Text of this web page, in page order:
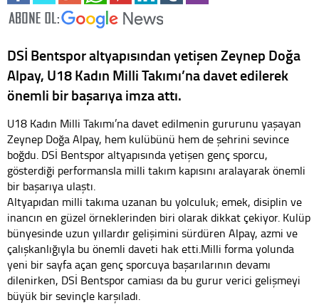
DSİ Bentspor altyapısından yetişen Zeynep Doğa
Alpay, U18 Kadın Milli Takımı’na davet edilerek
önemli bir başarıya imza attı.
U18 Kadın Milli Takımı’na davet edilmenin gururunu yaşayan
Zeynep Doğa Alpay, hem kulübünü hem de şehrini sevince
boğdu. DSİ Bentspor altyapısında yetişen genç sporcu,
gösterdiği performansla milli takım kapısını aralayarak önemli
bir başarıya ulaştı.
Altyapıdan milli takıma uzanan bu yolculuk; emek, disiplin ve
inancın en güzel örneklerinden biri olarak dikkat çekiyor. Kulüp
bünyesinde uzun yıllardır gelişimini sürdüren Alpay, azmi ve
çalışkanlığıyla bu önemli daveti hak etti.Milli forma yolunda
yeni bir sayfa açan genç sporcuya başarılarının devamı
dilenirken, DSİ Bentspor camiası da bu gurur verici gelişmeyi
büyük bir sevinçle karşıladı.